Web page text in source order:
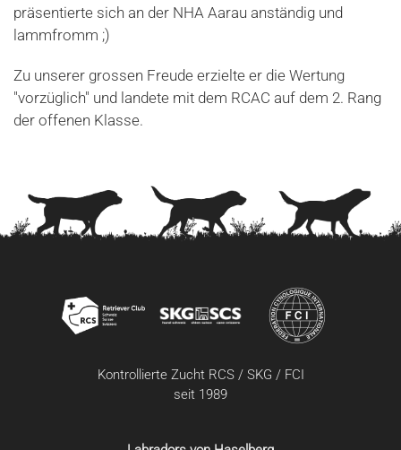
präsentierte sich an der NHA Aarau anständig und
lammfromm ;)
Zu unserer grossen Freude erzielte er die Wertung
"vorzüglich" und landete mit dem RCAC auf dem 2. Rang
der offenen Klasse.
Kontrollierte Zucht RCS / SKG / FCI
seit 1989